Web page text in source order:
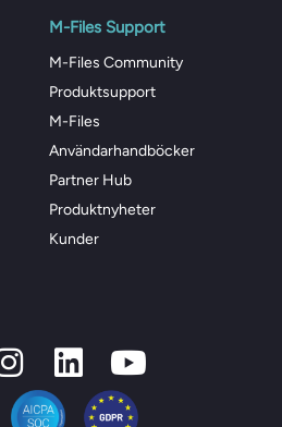
M-Files Support
M-Files Community
Produktsupport
M-Files
Användarhandböcker
Partner Hub
Produktnyheter
Kunder